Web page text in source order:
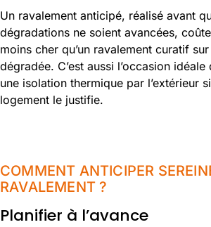
Un ravalement anticipé, réalisé avant
dégradations ne soient avancées,
moins cher qu’un ravalement curatif
dégradée. C’est aussi l’occasion idéale
une isolation thermique par l’extérieur
logement le justifie.
COMMENT ANTICIPER
RAVALEMENT ?
Planifier à l’avance